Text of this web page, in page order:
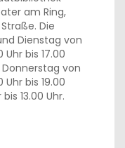
am Ring,
Die
Dienstag von
Uhr bis 17.00
von
Uhr bis 19.00
13.00 Uhr.